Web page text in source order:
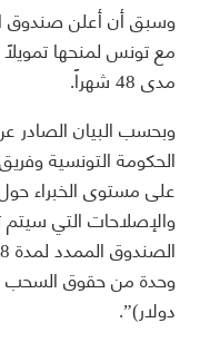
وسبق أن أعلن صندوق
مدى 48 شهراً.
وبحسب البيان الصادر
الحكومة التونسية
على مستوى الخبراء
والإصلاحات التي
دولار)”.